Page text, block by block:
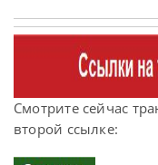
Смотрите сейчас
второй ссылке: